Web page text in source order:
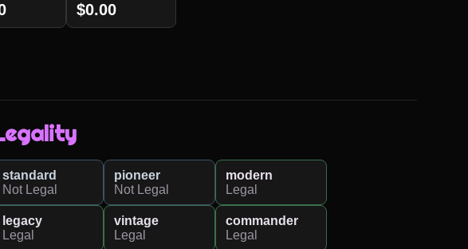
$0.00
standard
Not Legal
pioneer
Not Legal
modern
Legal
legacy
Legal
vintage
Legal
commander
Legal